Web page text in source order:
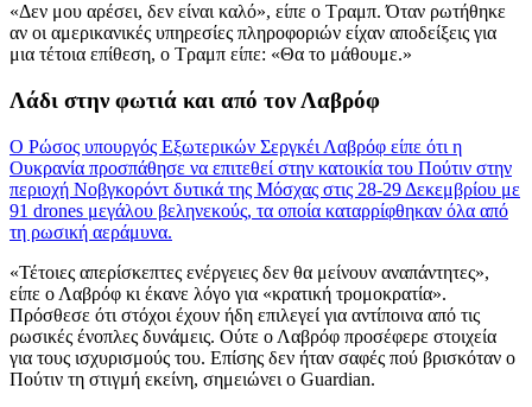
«Δεν μου αρέσει, δεν είναι καλό», είπε ο Τραμπ. Όταν ρωτήθηκε
αν οι αμερικανικές υπηρεσίες πληροφοριών είχαν αποδείξεις για
μια τέτοια επίθεση, ο Τραμπ είπε: «Θα το μάθουμε.»
Λάδι στην φωτιά και από τον Λαβρόφ
Ο Ρώσος υπουργός Εξωτερικών Σεργκέι Λαβρόφ είπε ότι η
Ουκρανία προσπάθησε να επιτεθεί στην κατοικία του Πούτιν στην
περιοχή Νοβγκορόντ δυτικά της Μόσχας στις 28-29 Δεκεμβρίου με
91 drones μεγάλου βεληνεκούς, τα οποία καταρρίφθηκαν όλα από
τη ρωσική αεράμυνα.
«Τέτοιες απερίσκεπτες ενέργειες δεν θα μείνουν αναπάντητες»,
είπε ο Λαβρόφ κι έκανε λόγο για «κρατική τρομοκρατία».
Πρόσθεσε ότι στόχοι έχουν ήδη επιλεγεί για αντίποινα από τις
ρωσικές ένοπλες δυνάμεις. Ούτε ο Λαβρόφ προσέφερε στοιχεία
για τους ισχυρισμούς του. Επίσης δεν ήταν σαφές πού βρισκόταν ο
Πούτιν τη στιγμή εκείνη, σημειώνει ο Guardian.